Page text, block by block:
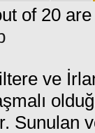
of 20
ve
Sunulan